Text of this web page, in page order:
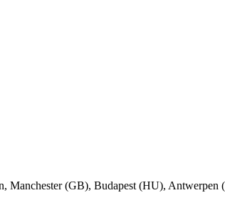
Manchester (GB), Budapest (HU),